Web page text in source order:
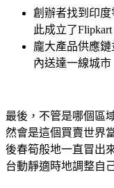
創辦者找到印
此成立了Flipkart
龐大產品供應
內送達一線城市
最後，不管是哪個區
然會是這個買賣世界
後春筍般地一直冒出
台動靜適時地調整自